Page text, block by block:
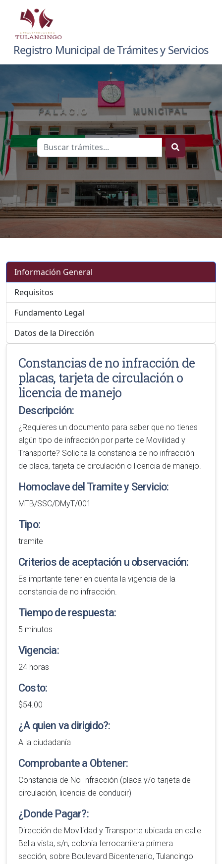
Registro Municipal de Trámites y Servicios
Información General
Requisitos
Fundamento Legal
Datos de la Dirección
Constancias de no infracción de
placas, tarjeta de circulación o
licencia de manejo
Descripción:
¿Requieres un documento para saber que no tienes
algún tipo de infracción por parte de Movilidad y
Transporte? Solicita la constancia de no infracción
de placa, tarjeta de circulación o licencia de manejo.
Homoclave del Tramite y Servicio:
MTB/SSC/DMyT/001
Tipo:
tramite
Criterios de aceptación u observación:
Es imprtante tener en cuenta la vigencia de la
constancia de no infracción.
Tiempo de respuesta:
5 minutos
Vigencia:
24 horas
Costo:
$54.00
¿A quien va dirigido?:
A la ciudadanía
Comprobante a Obtener:
Constancia de No Infracción (placa y/o tarjeta de
circulación, licencia de conducir)
¿Donde Pagar?:
Dirección de Movilidad y Transporte ubicada en calle
Bella vista, s/n, colonia ferrocarrilera primera
sección, sobre Boulevard Bicentenario, Tulancingo